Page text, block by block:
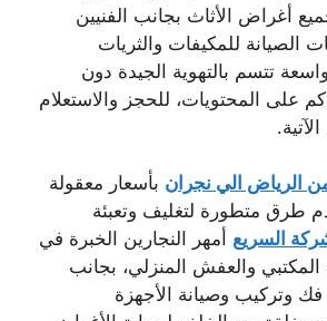
أغراض الأثاث بجانب الفنيين
الصيانة للمكيفات والثريات
تتسم بالتهوية الجيدة دون
على المحتويات، للحجز والاستعلام
الي نجران بأسعار معقولة
طرق متطورة لتغليف وتعبئة
السريع أمهر النجارين الخبرة في
والعفش المنزلي، بجانب
فك وتركيب وصيانة الأجهزة